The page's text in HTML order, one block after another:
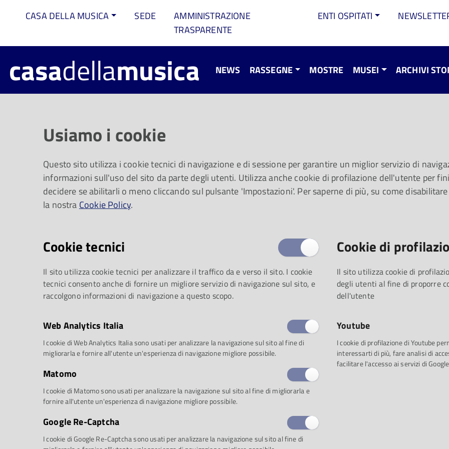
CASA DELLA MUSICA SEDE
AMMINISTRAZIONE
TRASPARENTE
ENTI OSPITATI
casadellamusica NEWS RASSEGNE MOSTRE MUSEI ARCHIVI
Argento Vivo - Marzo 2026
Giovedì 12 marzo, alle ore 11, appuntamento alla Casa della Musica con "MUTHEA: musica, teatro e
Tillot": presentazione del progetto dell’Archivio di Stato di Parma relativo allo spettacolo e alle arti
Filippo I e del suo ministro Du Tillot
di proposte che spazia
all’antropologia culturale.
Un calendario di iniziative
come quella con l’Università
guidate di “PARMA E
dell’Archivio di Stato
ci
a Casa della Musica, che
dedicata ai materiali custoditi
a Teatro Due, fra cui lo spettacolo
con Marco Baliani, e due serate al Teatro al
consultare il calendario della stagione serale e contattare la biglietteria per ottenere uno sconto sui
Usiamo i cookie
Questo sito utilizza i cookie tecnici di navigazione e di sessione per garantire un miglior servizio di
informazioni sull'uso del sito da parte degli utenti. Utilizza anche cookie di profilazione dell'utente per
decidere se abilitarli o meno cliccando sul pulsante 'Impostazioni'. Per saperne di più, su come
la nostra Cookie Policy.
Cookie tecnici
Il sito utilizza cookie tecnici per analizzare il traffico da e verso il sito. I cookie
tecnici consento anche di fornire un migliore servizio di navigazione sul sito, e
raccolgono informazioni di navigazione a questo scopo.
Web Analytics Italia
I cookie di Web Analytics Italia sono usati per analizzare la navigazione sul sito al fine di
migliorarla e fornire all'utente un'esperienza di navigazione migliore possibile.
Matomo
I cookie di Matomo sono usati per analizzare la navigazione sul sito al fine di migliorarla e
fornire all'utente un'esperienza di navigazione migliore possibile.
Google Re-Captcha
I cookie di Google Re-Captcha sono usati per analizzare la navigazione sul sito al fine di
Cookie di
Il sito utilizza cookie di
degli utenti al fine di proporre
dell'utente
Youtube
I cookie di profilazione di Youtube
interessarti di più, fare analisi di
facilitare l'accesso ai servizi di